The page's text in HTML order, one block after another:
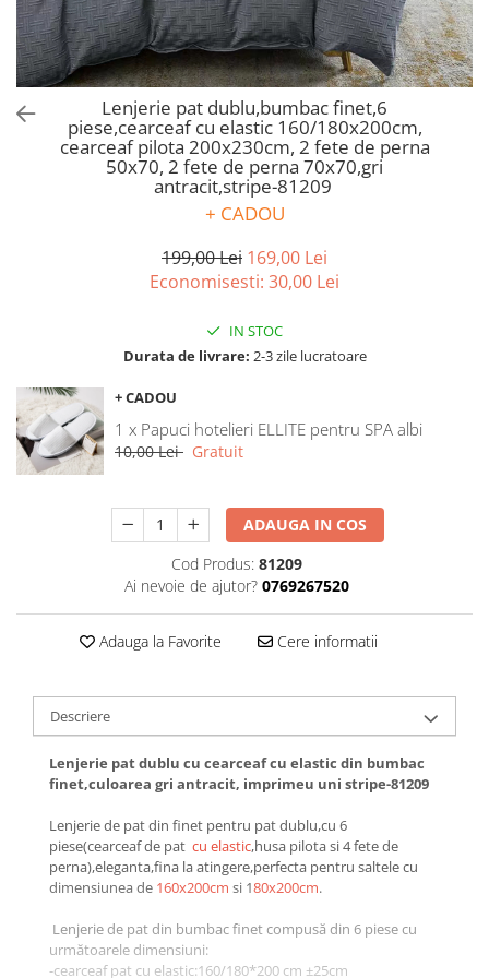
Bumbac satinat
Bumbac policoton
Compatibile cu saltea
100x200cm
120x200cm
Normal - fara elastic
Culoarea
Alba
Neagra
Rosie
Lila
Imprimeu
Cu flori
Uni (1-2 culori)
Cu dungi
Cu inimioare
Cu Animal Print
Cu ursuleti
Lenjerie pat dublu,bumbac finet,6
piese,cearceaf cu elastic 160/180x200cm,
cearceaf pilota 200x230cm, 2 fete de perna
50x70, 2 fete de perna 70x70,gri
antracit,stripe-81209
+ CADOU
199,00 Lei 169,00 Lei
Economisesti: 30,00 Lei
IN STOC
Durata de livrare: 2-3 zile lucratoare
+ CADOU
1 x Papuci hotelieri ELLITE pentru SPA albi
10,00 Lei Gratuit
ADAUGA IN COS
Cod Produs: 81209
Ai nevoie de ajutor? 0769267520
Adauga la Favorite Cere informatii
Descriere
Lenjerie pat dublu cu cearceaf cu elastic din bumbac
finet,culoarea gri antracit, imprimeu uni stripe-81209
Lenjerie de pat din finet pentru pat dublu,cu 6
piese(cearceaf de pat cu elastic,husa pilota si 4 fete de
perna),eleganta,fina la atingere,perfecta pentru saltele cu
dimensiunea de 160x200cm si 180x200cm.
Lenjerie de pat din bumbac finet compusă din 6 piese cu
următoarele dimensiuni:
-cearceaf pat cu elastic:160/180*200 cm ±25cm